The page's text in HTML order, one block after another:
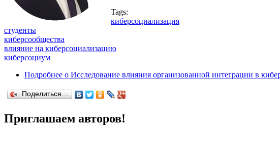
Tags:
киберсоциализация
студенты
киберсообщества
влияние на киберсоциализацию
киберсоциум
Подробнее о Исследование влияния организованной интеграции в
Поделиться…
Приглашаем авторов!